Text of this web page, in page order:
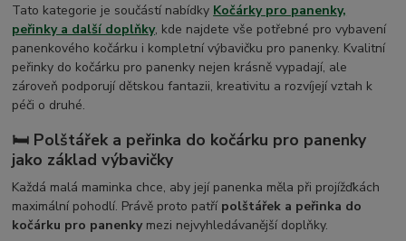
Tato kategorie je součástí nabídky Kočárky pro panenky,
peřinky a další doplňky, kde najdete vše potřebné pro vybavení
panenkového kočárku i kompletní výbavičku pro panenky. Kvalitní
peřinky do kočárku pro panenky nejen krásně vypadají, ale
zároveň podporují dětskou fantazii, kreativitu a rozvíjejí vztah k
péči o druhé.
🛏️ Polštářek a peřinka do kočárku pro panenky
jako základ výbavičky
Každá malá maminka chce, aby její panenka měla při projížďkách
maximální pohodlí. Právě proto patří polštářek a peřinka do
kočárku pro panenkymezi nejvyhledávanější doplňky.